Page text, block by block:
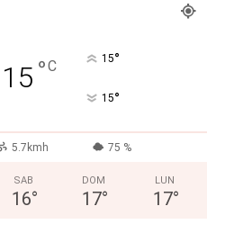
15 °C 15°
15°
5.7kmh 75 %
SAB
16°
DOM
17°
LUN
17°